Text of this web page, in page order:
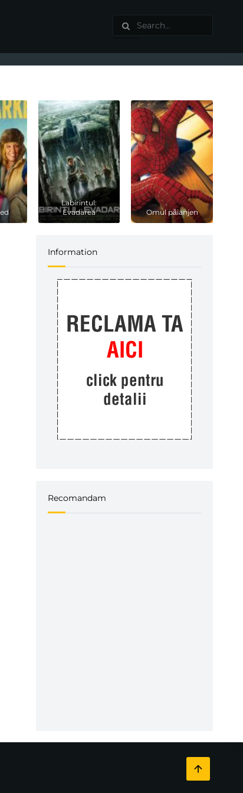
Labirintul:
Evadarea
Omul păianjen
Information
Recomandam